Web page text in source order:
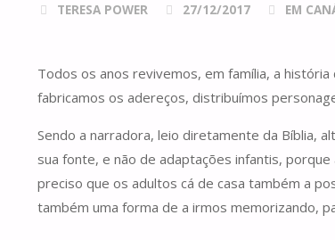
TERESA POWER 27/12/2017 EM
Todos os anos revivemos, em família, a
fabricamos os adereços, distribuímos
Sendo a narradora, leio diretamente da Bíblia,
sua fonte, e não de adaptações infantis,
preciso que os adultos cá de casa também a
também uma forma de a irmos memorizando,